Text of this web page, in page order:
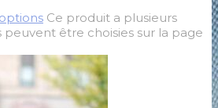
Ce produit a plusieurs
peuvent être choisies sur la page